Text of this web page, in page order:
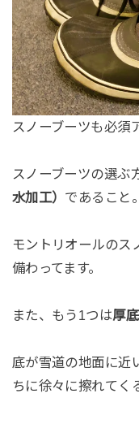
スノーブーツも必須
スノーブーツの選ぶ
水加工） であること。
モントリオールのス
備わってます。
また、もう1つは厚
底が雪道の地面に近
ちに徐々に擦れてく